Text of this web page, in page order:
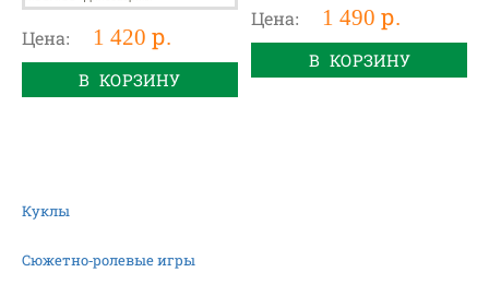
Цена: 1 420 р.
В КОРЗИНУ
Цена: 1 490 р.
В КОРЗИНУ
Куклы
Сюжетно-ролевые игры